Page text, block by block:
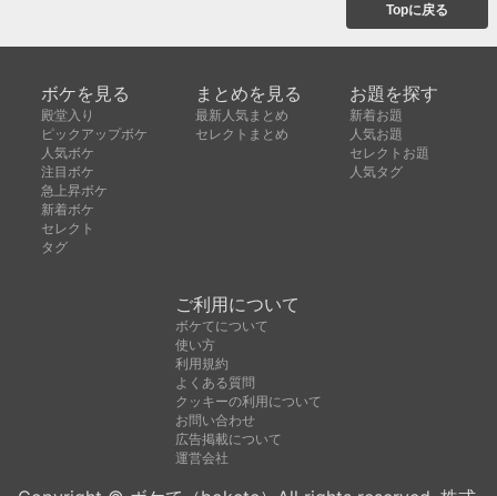
Topに戻る
ボケを見る
殿堂入り
ピックアップボケ
人気ボケ
注目ボケ
急上昇ボケ
新着ボケ
セレクト
タグ
まとめを見る
最新人気まとめ
セレクトまとめ
お題を探す
新着お題
人気お題
セレクトお題
人気タグ
ご利用について
ボケてについて
使い方
利用規約
よくある質問
クッキーの利用について
お問い合わせ
広告掲載について
運営会社